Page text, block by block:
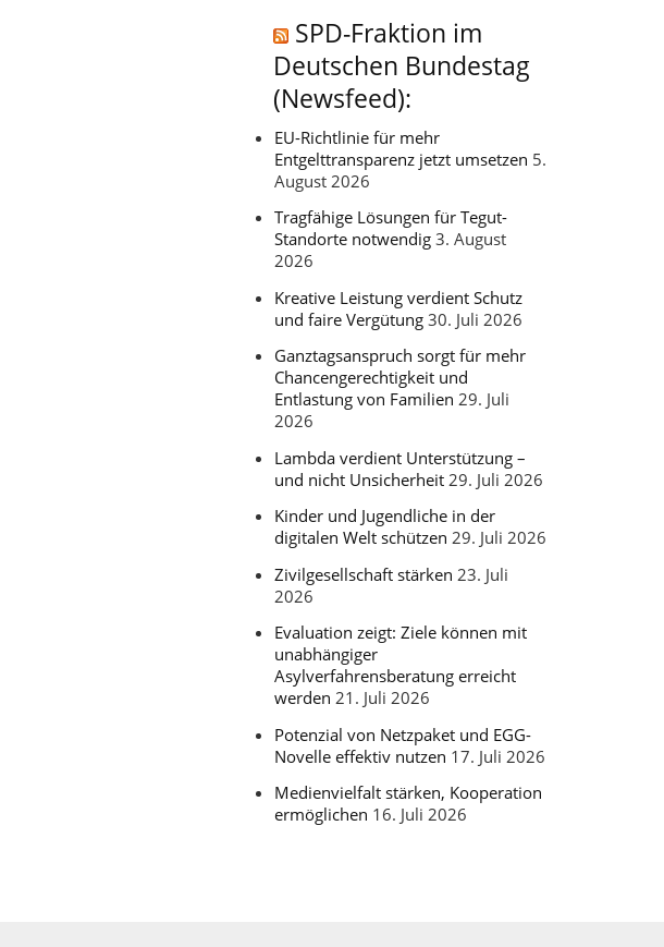
SPD-Fraktion im
Deutschen Bundestag
(Newsfeed):
EU-Richtlinie für mehr
Entgelttransparenz jetzt umsetzen 5.
August 2026
Tragfähige Lösungen für Tegut-
Standorte notwendig 3. August
2026
Kreative Leistung verdient Schutz
und faire Vergütung 30. Juli 2026
Ganztagsanspruch sorgt für mehr
Chancengerechtigkeit und
Entlastung von Familien 29. Juli
2026
Lambda verdient Unterstützung –
und nicht Unsicherheit 29. Juli 2026
Kinder und Jugendliche in der
digitalen Welt schützen 29. Juli 2026
Zivilgesellschaft stärken 23. Juli
2026
Evaluation zeigt: Ziele können mit
unabhängiger
Asylverfahrensberatung erreicht
werden 21. Juli 2026
Potenzial von Netzpaket und EGG-
Novelle effektiv nutzen 17. Juli 2026
Medienvielfalt stärken, Kooperation
ermöglichen 16. Juli 2026